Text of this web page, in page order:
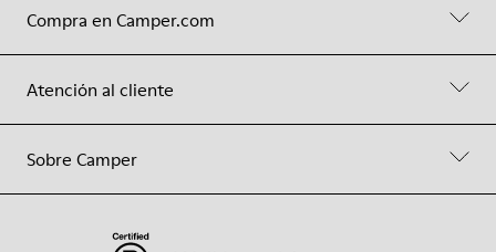
Compra en Camper.com
Atención al cliente
Sobre Camper